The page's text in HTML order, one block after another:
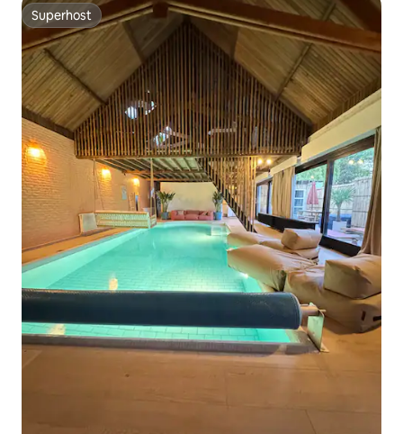
Superhost
Superhost